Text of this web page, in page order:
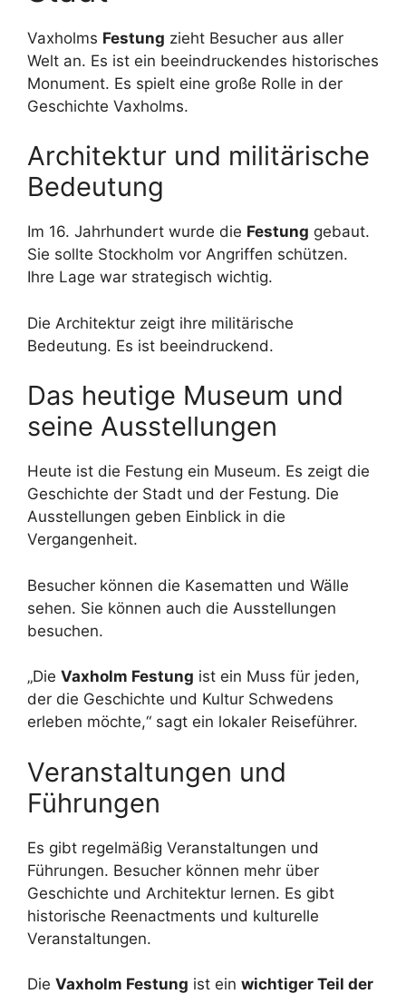
Vaxholms Festung zieht Besucher aus aller
Welt an. Es ist ein beeindruckendes historisches
Monument. Es spielt eine große Rolle in der
Geschichte Vaxholms.
Architektur und militärische
Bedeutung
Im 16. Jahrhundert wurde die Festung gebaut.
Sie sollte Stockholm vor Angriffen schützen.
Ihre Lage war strategisch wichtig.
Die Architektur zeigt ihre militärische
Bedeutung. Es ist beeindruckend.
Das heutige Museum und
seine Ausstellungen
Heute ist die Festung ein Museum. Es zeigt die
Geschichte der Stadt und der Festung. Die
Ausstellungen geben Einblick in die
Vergangenheit.
Besucher können die Kasematten und Wälle
sehen. Sie können auch die Ausstellungen
besuchen.
„Die Vaxholm Festung ist ein Muss für jeden,
der die Geschichte und Kultur Schwedens
erleben möchte,“ sagt ein lokaler Reiseführer.
Veranstaltungen und
Führungen
Es gibt regelmäßig Veranstaltungen und
Führungen. Besucher können mehr über
Geschichte und Architektur lernen. Es gibt
historische Reenactments und kulturelle
Veranstaltungen.
Die Vaxholm Festung ist ein wichtiger Teil der